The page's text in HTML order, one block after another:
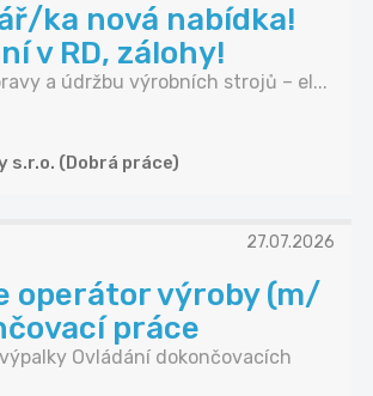
ka nová nabídka!
v RD, zálohy!
a údržbu výrobních strojů – el...
s.r.o. (Dobrá práce)
27.07.2026
operátor výroby (m/
práce
Ovládání dokončovacích